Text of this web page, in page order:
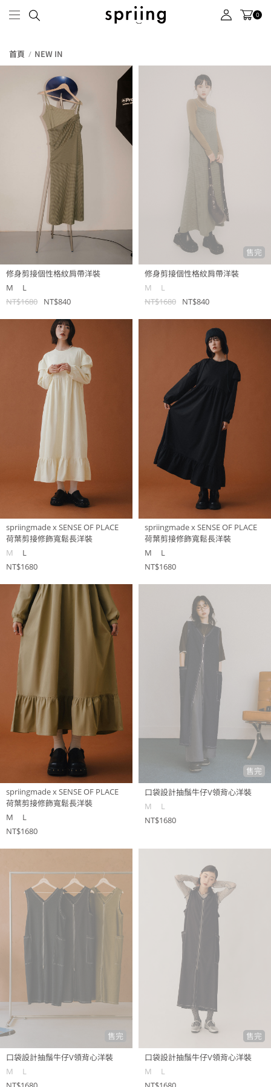
0
首頁 NEW IN
修身剪接個性格紋肩帶洋裝
M
L
NT$1680
NT$840
售完
修身剪接個性格紋肩帶洋裝
M
L
NT$1680
NT$840
spriingmade x SENSE OF PLACE
荷葉剪接修飾寬鬆長洋裝
M
L
NT$1680
spriingmade x SENSE OF PLACE
荷葉剪接修飾寬鬆長洋裝
M
L
NT$1680
spriingmade x SENSE OF PLACE
荷葉剪接修飾寬鬆長洋裝
M
L
NT$1680
售完
口袋設計抽鬚牛仔V領背心洋裝
M
L
NT$1680
售完
口袋設計抽鬚牛仔V領背心洋裝
M
L
售完
口袋設計抽鬚牛仔V領背心洋裝
M
L